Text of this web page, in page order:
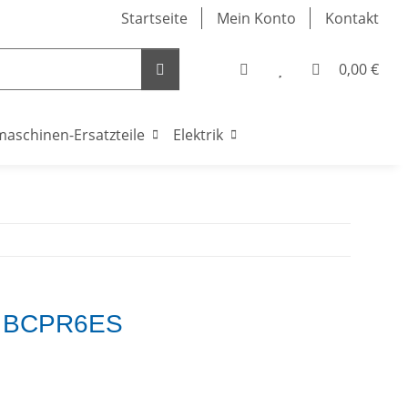
Startseite Mein Konto Kontakt
0,00 €
Ersatzteile Elektrik